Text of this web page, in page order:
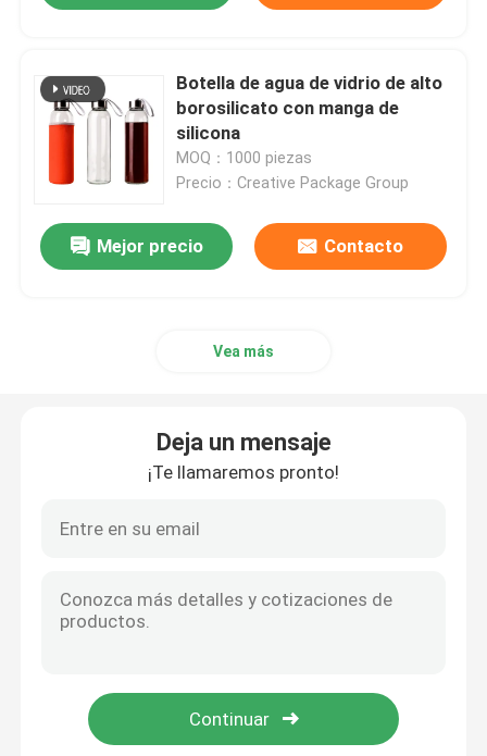
Botella de agua de vidrio de alto
borosilicato con manga de
silicona
MOQ：1000 piezas
Precio：Creative Package Group
Mejor precio Contacto
Vea más
Deja un mensaje
¡Te llamaremos pronto!